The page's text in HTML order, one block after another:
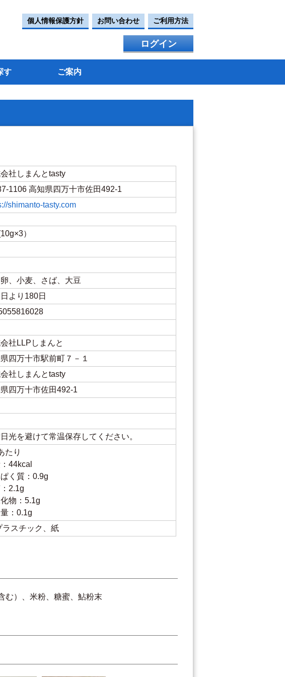
個人情報保護方針 お問い合わせ ご利用方法
ログイン
す ご案内
社しまんとtasty
1106 高知県四万十市佐田492-1
shimanto-tasty.com
）
、小麦、さば、大豆
より180日
社LLPしまんと
四万十市駅前町７－１
社しまんとtasty
四万十市佐田492-1
光を避けて常温保存してください。
たり
44kcal
く質：0.9g
2.1g
物：5.1g
：0.1g
ラスチック、紙
む）、米粉、糖蜜、鮎粉末